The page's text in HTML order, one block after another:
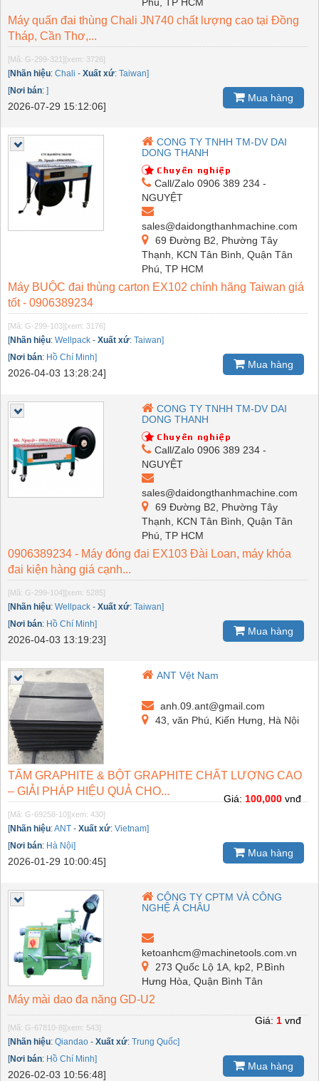
Máy quấn đai thùng Chali JN740 chất lượng cao tại Đồng
Tháp, Cần Thơ,...
[Mã: G-299-321][xem: 3726]
[Nhãn hiệu: Chali - Xuất xứ: Taiwan]
[Nơi bán: ]
2026-07-29 15:12:06]
Mua hàng
CONG TY TNHH TM-DV DAI
DONG THANH
Call/Zalo 0906 389 234 -
NGUYỆT
sales@daidongthanhmachine.com
69 Đường B2, Phường Tây
Thạnh, KCN Tân Bình, Quận Tân
Phú, TP HCM
Máy BUỘC đai thùng carton EX102 chính hãng Taiwan giá
tốt - 0906389234
[Mã: G-299-103][xem: 3176]
[Nhãn hiệu: Wellpack - Xuất xứ: Taiwan]
[Nơi bán: Hồ Chí Minh]
2026-04-03 13:28:24]
Mua hàng
CONG TY TNHH TM-DV DAI
DONG THANH
Call/Zalo 0906 389 234 -
NGUYỆT
sales@daidongthanhmachine.com
69 Đường B2, Phường Tây
Thạnh, KCN Tân Bình, Quận Tân
Phú, TP HCM
0906389234 - Máy đóng đai EX103 Đài Loan, máy khóa
đai kiện hàng giá cạnh...
[Mã: G-299-104][xem: 5285]
[Nhãn hiệu: Wellpack - Xuất xứ: Taiwan]
[Nơi bán: Hồ Chí Minh]
2026-04-03 13:19:23]
Mua hàng
ANT Vệt Nam
anh.09.ant@gmail.com
43, văn Phú, Kiến Hưng, Hà Nội
TẤM GRAPHITE & BỘT GRAPHITE CHẤT LƯỢNG CAO
– GIẢI PHÁP HIỆU QUẢ CHO...
[Mã: G-69258-10][xem: 430]
[Nhãn hiệu:ANT - Xuất xứ: Vietnam]
[Nơi bán: Hà Nội]
2026-01-29 10:00:45]
Giá: 100,000 vnđ
Mua hàng
CÔNG TY CPTM VÀ CÔNG
NGHỆ Á CHÂU
ketoanhcm@machinetools.com.vn
273 Quốc Lộ 1A, kp2, P.Bình
Hưng Hòa, Quận Bình Tân
Máy mài dao đa năng GD-U2
[Mã: G-67810-8][xem: 543]
[Nhãn hiệu: Qiandao - Xuất xứ: Trung Quốc]
[Nơi bán: Hồ Chí Minh]
2026-02-03 10:56:48]
Giá: 1 vnđ
Mua hàng